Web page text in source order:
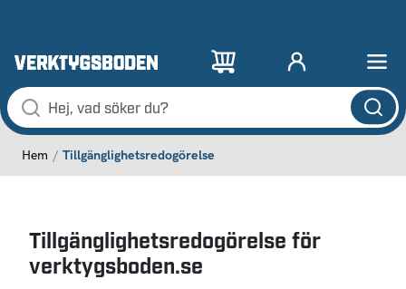
Hem Tillgänglighetsredogörelse
Tillgänglighetsredogörelse för
verktygsboden.se